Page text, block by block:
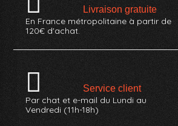
Livraison gratuite
En France métropolitaine à partir de
120€ d'achat.
Service client
Par chat et e-mail du Lundi au
Vendredi (11h-18h)